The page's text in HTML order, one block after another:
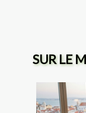
SUR LE